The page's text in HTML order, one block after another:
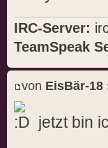
IRC-Server:
TeamSpeak
von EisBär-18
jetzt bin